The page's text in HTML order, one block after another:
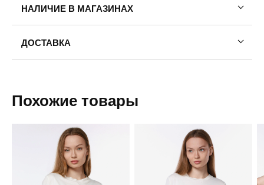
Обхват груди: 78
Обхват талии: 58
Обхват бедер: 88
На модели размер одежды: 42
НАЛИЧИЕ В МАГАЗИНАХ
ДОСТАВКА
Пермь — бесплатно
Доставка в другие города
Похожие товары